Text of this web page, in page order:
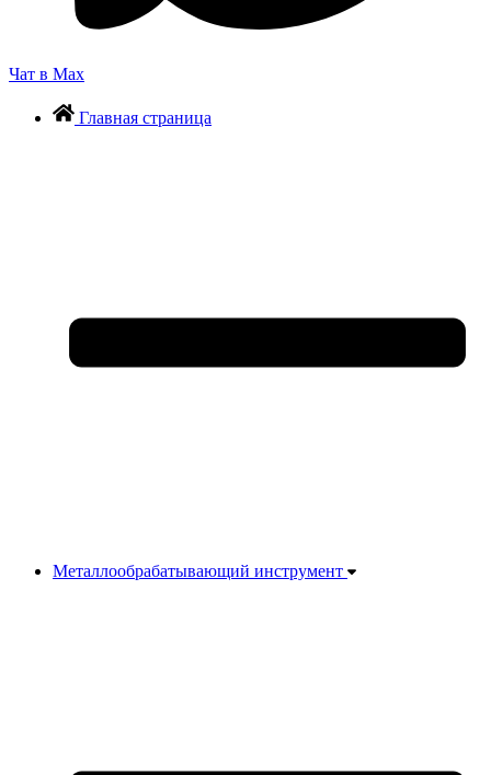
Чат в Max
Главная страница
Металлообрабатывающий инструмент